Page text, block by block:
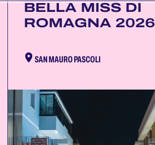
BELLA MISS DI
ROMAGNA 2026
SAN MAURO PASCOLI